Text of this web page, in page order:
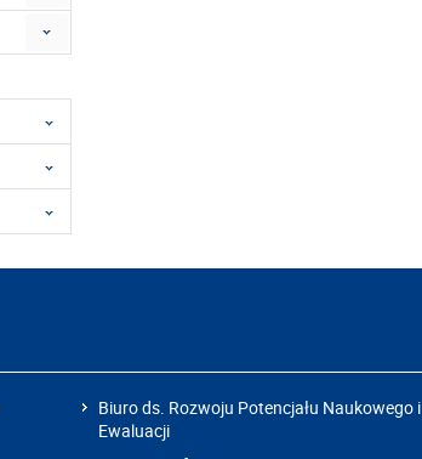
Biuro ds. Rozwoju Potencjału Naukowego i
Ewaluacji